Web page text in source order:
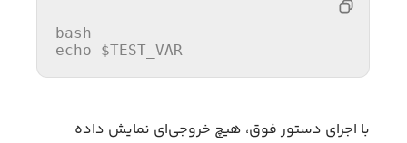
echo
$TEST_VAR
با اجرای دستور فوق، هیچ خروجی‌ای نمایش داده